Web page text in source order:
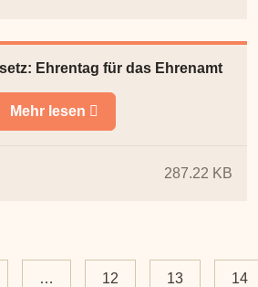
Ehrentag für das Ehrenamt
Mehr lesen
287.22 KB
… 12 13 14